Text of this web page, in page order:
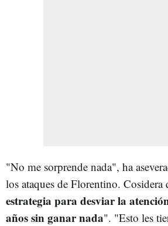
"No me sorprende nada", ha
los ataques de Florentino. Cosidera
estrategia para desviar la
años sin ganar nada". "Esto les